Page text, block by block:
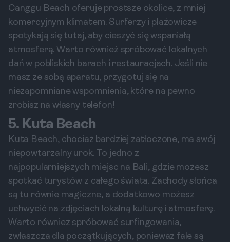
Canggu Beach oferuje prostsze okolice, z mniej
komercyjnym klimatem. Surferzy i plażowicze
spotykają się tutaj, aby cieszyć się wspaniałą
atmosferą. Warto również spróbować lokalnych
dań w pobliskich barach i restauracjach. Jeśli nie
masz ze sobą aparatu, przygotuj się na
niezapomniane wspomnienia, które na pewno
zrobisz na własny telefon!
5. Kuta Beach
Kuta Beach, chociaż bardziej zatłoczone, ma swój
niepowtarzalny urok. To jedno z
najpopularniejszych miejsc na Bali, gdzie możesz
spotkać turystów z całego świata. Zachody słońca
są tu równie magiczne, a dodatkowo możesz
uchwycić na zdjęciach lokalną kulturę i atmosferę.
Warto również spróbować surfingowania,
zwłaszcza dla początkujących, ponieważ fale są